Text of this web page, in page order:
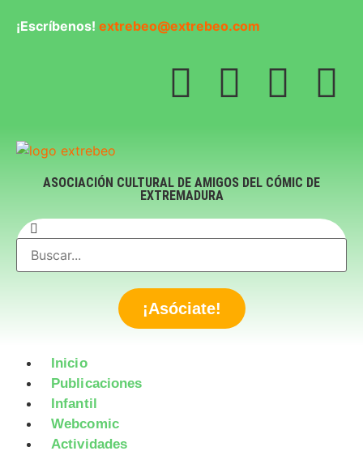
¡Escríbenos! extrebeo@extrebeo.com
ASOCIACIÓN CULTURAL DE AMIGOS DEL CÓMIC DE
EXTREMADURA
¡Asóciate!
Inicio
Publicaciones
Infantil
Webcomic
Actividades